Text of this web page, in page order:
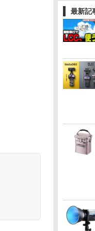
最新記